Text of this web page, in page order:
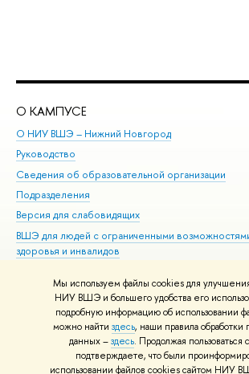
Мы используем файлы cookies для
НИУ ВШЭ и большего удобства его
подробную информацию об использовании
можно найти здесь, наши правила обработки
данных –здесь. Продолжая пользоваться
подтверждаете, что были
использовании файлов cookies сайтом НИУ
О КАМПУСЕ
О НИУ ВШЭ – Нижний Новгород
Руководство
Сведения об образовательной организации
Подразделения
Версия для слабовидящих
ВШЭ для людей с ограниченными
здоровья и инвалидов
© НИУ ВШЭ 1993–2026 Адреса и контакты